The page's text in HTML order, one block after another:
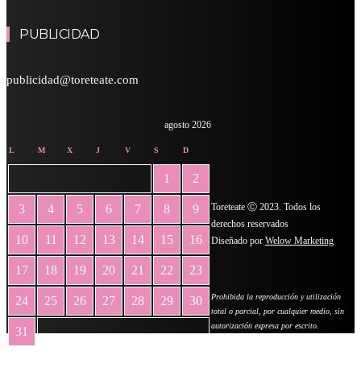
PUBLICIDAD
publicidad@toreteate.com
agosto 2026
L M X J V S D
1 2
3 4 5 6 7 8 9
10 11 12 13 14 15 16
17 18 19 20 21 22 23
24 25 26 27 28 29 30
31
Toreteate Ⓒ 2023. Todos los
derechos reservados
Diseñado por Welow Marketing
Prohibida la reproducción y utilización
total o parcial, por cualquier medio, sin
autorización expresa por escrito.